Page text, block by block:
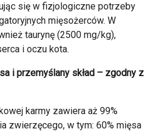
się w fizjologiczne potrzeby
mięsożerców. W
taurynę (2500 mg/kg),
i oczu kota.
i przemyślany skład – zgodny z
karmy zawiera aż 99%
zwierzęcego, w tym: 60% mięsa